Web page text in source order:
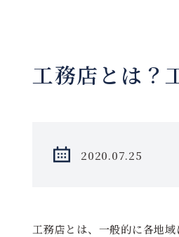
工務店とは？
2020.07.25
工務店とは、一般的に各地